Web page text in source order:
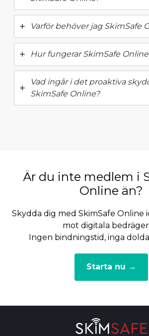
Varför behöver jag SkimSafe
Hur fungerar SkimSafe
Vad ingår i det proaktiva
SkimSafe Online?
Är du inte medlem i
Online än?
Skydda dig med SkimSafe Online
mot digitala
Ingen bindningstid, inga
Starta nu →